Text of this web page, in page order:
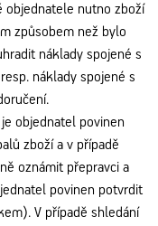
objednatele nutno zboží
způsobem než bylo
náklady spojené s
náklady spojené s
objednatel povinen
zboží a v případě
oznámit přepravci a
povinen potvrdit
V případě shledání